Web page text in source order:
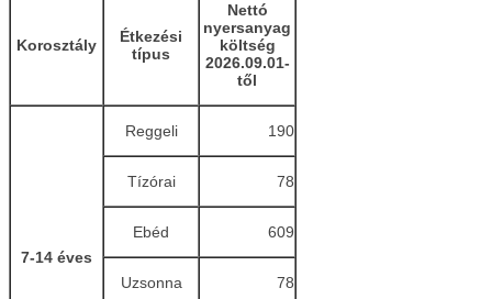
Korosztály
Étkezési
típus
Nettó
nyersanyag
költség
2026.09.01-
től
7-14 éves
Reggeli 190
Tízórai 78
Ebéd 609
Uzsonna 78